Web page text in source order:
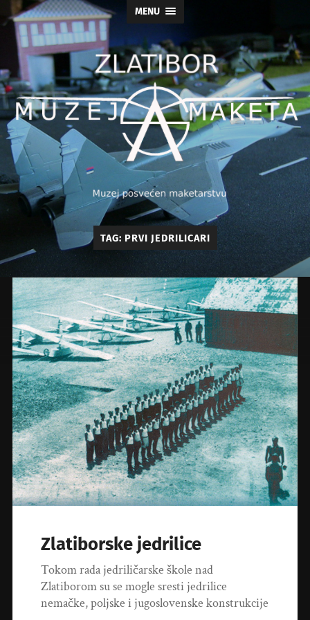
MENU
Muzej
maketa
As
TAG: PRVI JEDRILICARI
Zlatiborske jedrilice
Tokom rada jedriličarske škole nad
Zlatiborom su se mogle sresti jedrilice
nemačke, poljske i jugoslovenske konstrukcije